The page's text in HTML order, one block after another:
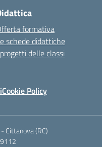
formativa
schede didattiche
delle classi
Cookie Policy
Cittanova (RC)